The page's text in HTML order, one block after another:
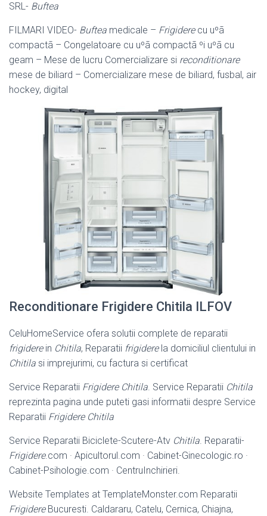
SRL- Buftea
FILMARI VIDEO- Buftea medicale – Frigiderecu uºã
compactã – Congelatoare cu uºã compactã ºi uºã cu
geam – Mese de lucru Comercializare si reconditionare
mese de biliard – Comercializare mese de biliard, fusbal, air
hockey, digital
Reconditionare Frigidere Chitila ILFOV
CeluHomeService ofera solutii complete de reparatii
frigiderein Chitila, Reparatii frigiderela domiciliul clientului in
Chitila si imprejurimi, cu factura si certificat
Service Reparatii Frigidere Chitila. Service Reparatii Chitila
reprezinta pagina unde puteti gasi informatii despre Service
Reparatii Frigidere Chitila
Service Reparatii Biciclete-Scutere-Atv Chitila. Reparatii-
Frigidere.com · Apicultorul.com · Cabinet-Ginecologic.ro ·
Cabinet-Psihologie.com · CentruInchirieri.
Website Templates at TemplateMonster.com Reparatii
FrigidereBucuresti. Caldararu, Catelu, Cernica, Chiajna,